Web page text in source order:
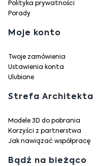
Polityka prywatności
Porady
Moje konto
Twoje zamówienia
Ustawienia konta
Ulubione
Strefa Architekta
Modele 3D do pobrania
Korzyści z partnerstwa
Jak nawiązać współpracę
Bądź na bieżąco